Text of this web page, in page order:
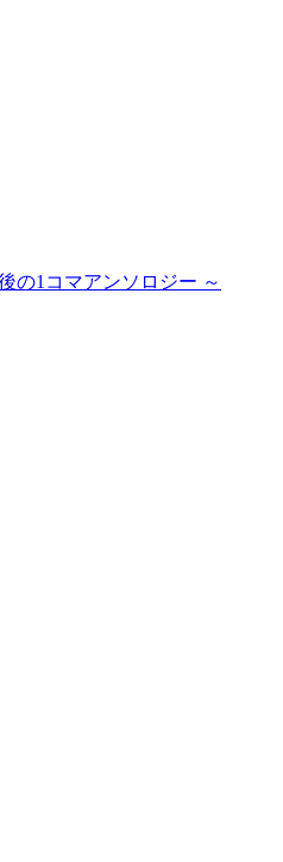
1コマアンソロジー ～